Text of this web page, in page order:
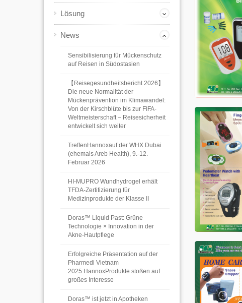
Lösung
News
Sensibilisierung für Mückenschutz
auf Reisen in Südostasien
【Reisegesundheitsbericht 2026】
Die neue Normalität der
Mückenprävention im Klimawandel:
Von der Kirschblüte bis zur FIFA-
Weltmeisterschaft – Reisesicherheit
entwickelt sich weiter
TreffenHannoxauf der WHX Dubai
(ehemals Areb Health), 9.-12.
Februar 2026
HI-MUPRO Wundhydrogel erhält
TFDA-Zertifizierung für
Medizinprodukte der Klasse II
Doras™ Liquid Past: Grüne
Technologie × Innovation in der
Akne-Hautpflege
Erfolgreiche Präsentation auf der
Pharmedi Vietnam
2025:HannoxProdukte stoßen auf
großes Interesse
Doras™ ist jetzt in Apotheken